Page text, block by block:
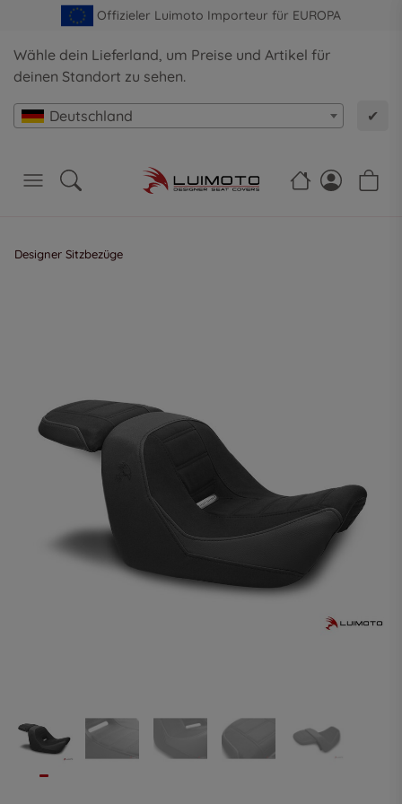
Offizieler Luimoto Importeur für EUROPA
Wähle dein Lieferland, um Preise und Artikel für
deinen Standort zu sehen.
Deutschland ✔
Designer Sitzbezüge